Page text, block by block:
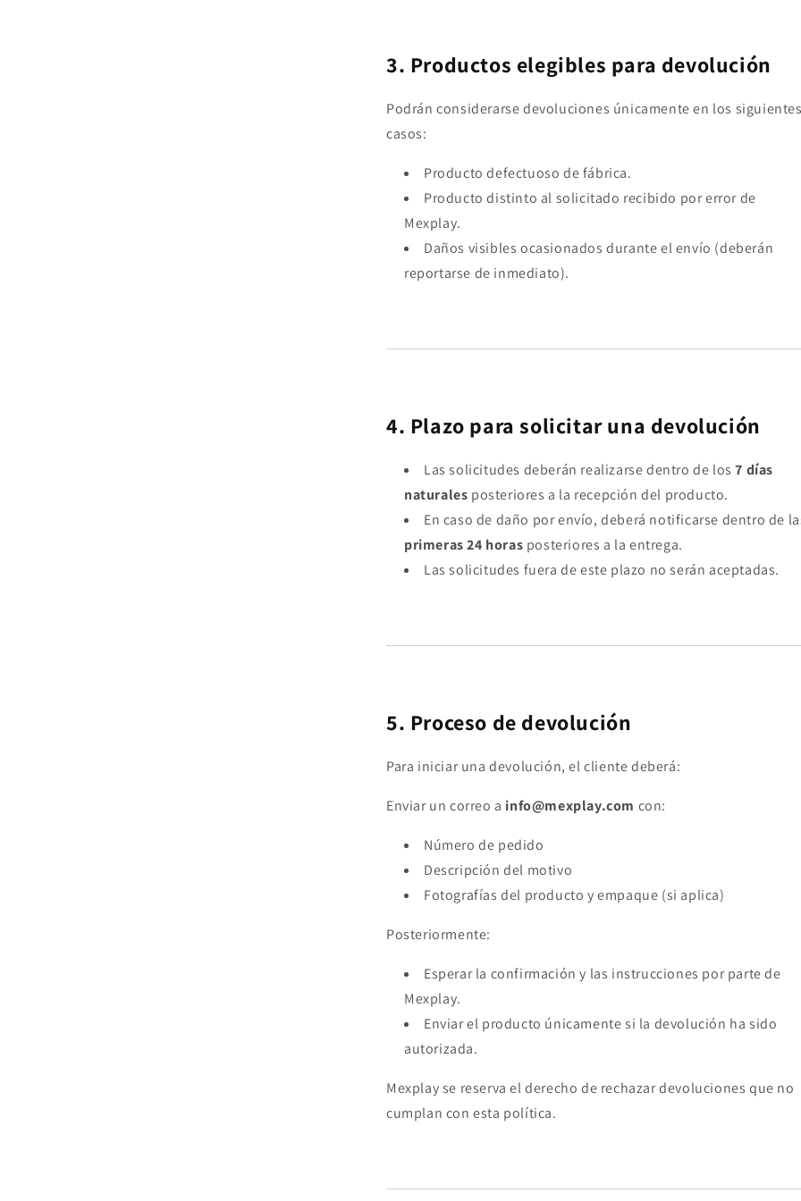
3. Productos elegibles para devolución
Podrán considerarse devoluciones únicamente en los
casos:
Producto defectuoso de fábrica.
Producto distinto al solicitado recibido por error de
Mexplay.
Daños visibles ocasionados durante el envío (deberán
reportarse de inmediato).
4. Plazo para solicitar una devolución
Las solicitudes deberán realizarse dentro de los7 días
naturales posteriores a la recepción del producto.
En caso de daño por envío, deberá notificarse dentro de
primeras 24 horas posteriores a la entrega.
Las solicitudes fuera de este plazo no serán aceptadas.
5. Proceso de devolución
Para iniciar una devolución, el cliente deberá:
Enviar un correo a info@mexplay.com con:
Número de pedido
Descripción del motivo
Fotografías del producto y empaque (si aplica)
Posteriormente:
Esperar la confirmación y las instrucciones por parte de
Mexplay.
Enviar el producto únicamente si la devolución ha sido
autorizada.
Mexplay se reserva el derecho de rechazar devoluciones que no
cumplan con esta política.